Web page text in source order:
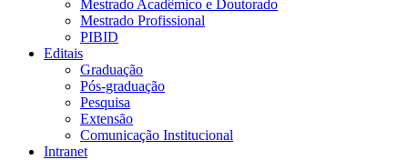
Mestrado Acadêmico e Doutorado
Mestrado Profissional
PIBID
Editais
Graduação
Pós-graduação
Pesquisa
Extensão
Comunicação Institucional
Intranet